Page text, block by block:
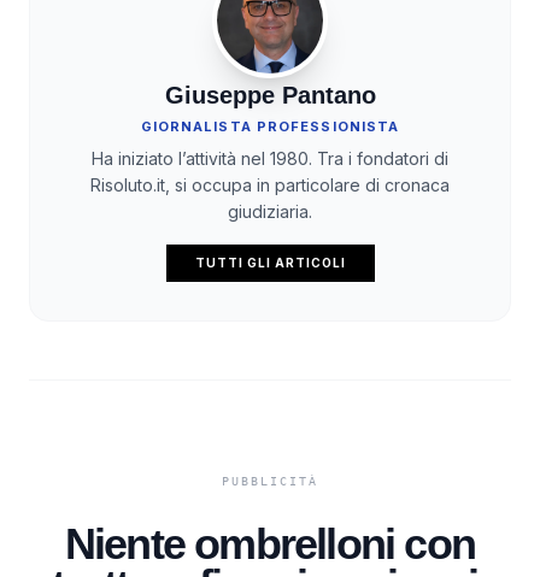
Giuseppe Pantano
GIORNALISTA PROFESSIONISTA
Ha iniziato l’attività nel 1980. Tra i fondatori di
Risoluto.it, si occupa in particolare di cronaca
giudiziaria.
TUTTI GLI ARTICOLI
Niente ombrelloni con